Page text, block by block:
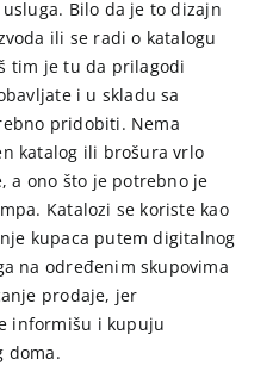
Bilo da je to dizajn
ili se radi o katalogu
tim je tu da prilagodi
i u skladu sa
pridobiti. Nema
katalog ili brošura vrlo
a ono što je potrebno je
Katalozi se koriste kao
kupaca putem digitalnog
na određenim skupovima
prodaje, jer
informišu i kupuju
doma.